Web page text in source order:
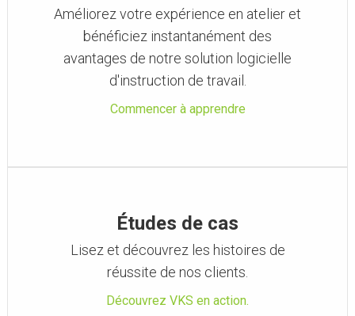
Améliorez votre expérience en atelier et
bénéficiez instantanément des
avantages de notre solution logicielle
d'instruction de travail.
Commencer à apprendre
Études de cas
Lisez et découvrez les histoires de
réussite de nos clients.
Découvrez VKS en action.